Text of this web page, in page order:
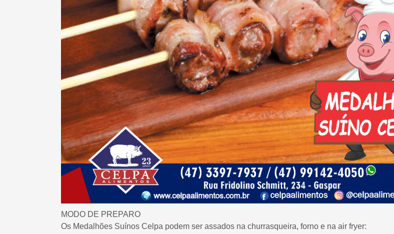
MODO DE PREPARO
Os Medalhões Suínos Celpa podem ser assados na churrasqueira, forno e na air fryer: